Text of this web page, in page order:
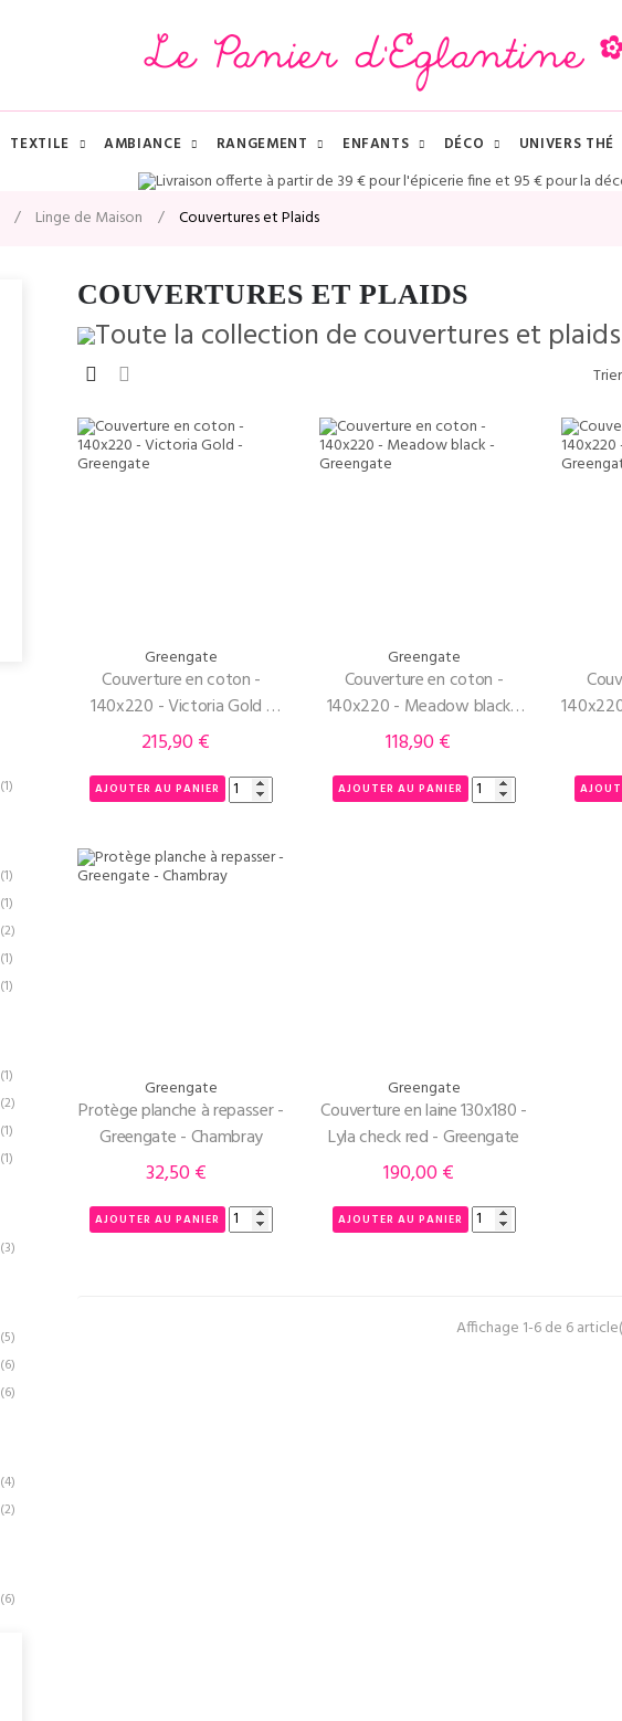
TEXTILE AMBIANCE RANGEMENT ENFANTS DÉCO UNIVERS THÉ
Linge de Maison Couvertures et Plaids
(1)
(1)
(1)
(2)
(1)
(1)
(1)
(2)
(1)
(1)
(3)
(5)
(6)
(6)
(4)
(2)
(6)
COUVERTURES ET PLAIDS
Greengate
Couverture en coton -
140x220 - Victoria Gold -
Greengate
Prix
215,90 €
AJOUTER AU PANIER
Greengate
Couverture en coton -
140x220 - Meadow black -
Greengate
Prix
118,90 €
AJOUTER AU PANIER
Greengate
Protège planche à repasser -
Greengate - Chambray
Prix
32,50 €
AJOUTER AU PANIER
Greengate
Couverture en laine 130x180 -
Lyla check red - Greengate
Prix
190,00 €
AJOUTER AU PANIER
Affichage 1-6 de 6